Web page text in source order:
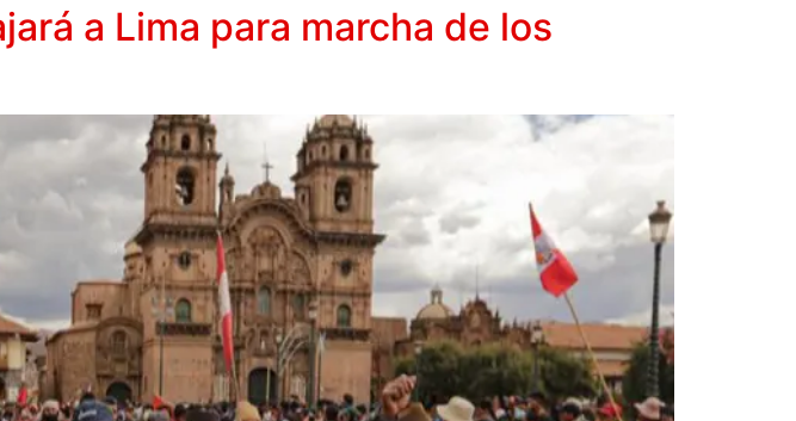
a Lima para marcha de los